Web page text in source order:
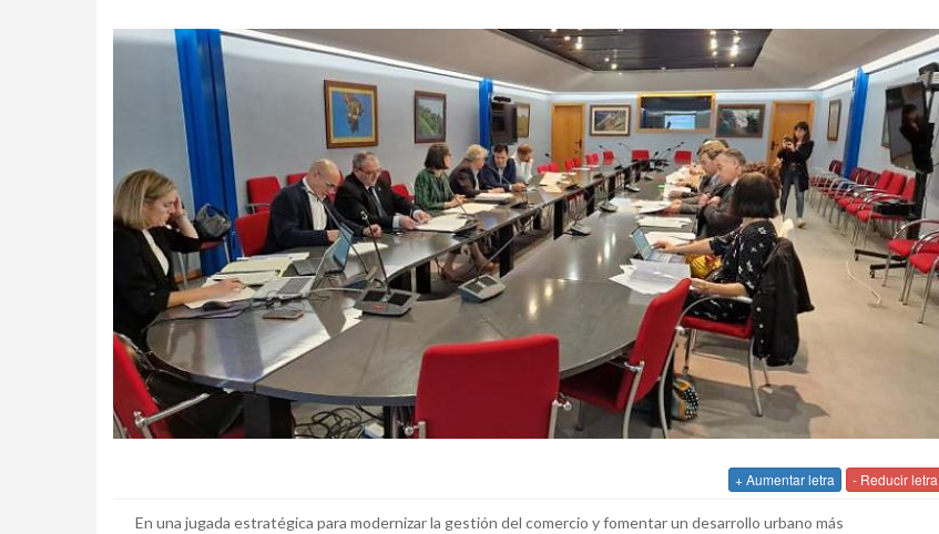
+ Aumentar letra - Reducir letra
En una jugada estratégica para modernizar la gestión del comercio y fomentar un desarrollo urbano más